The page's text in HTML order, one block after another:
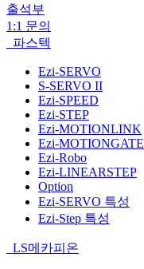
출석부
1:1 문의
파스텍
Ezi-SERVO
S-SERVO II
Ezi-SPEED
Ezi-STEP
Ezi-MOTIONLINK
Ezi-MOTIONGATE
Ezi-Robo
Ezi-LINEARSTEP
Option
Ezi-SERVO 특성
Ezi-Step 특성
LS메카피온